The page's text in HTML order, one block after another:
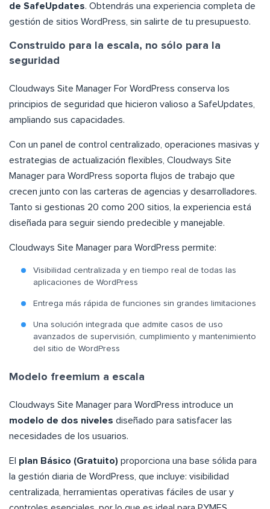
de SafeUpdates. Obtendrás una experiencia completa de
gestión de sitios WordPress, sin salirte de tu presupuesto.
Construido para la escala, no sólo para la
seguridad
Cloudways Site Manager For WordPress conserva los
principios de seguridad que hicieron valioso a SafeUpdates,
ampliando sus capacidades.
Con un panel de control centralizado, operaciones masivas y
estrategias de actualización flexibles, Cloudways Site
Manager para WordPress soporta flujos de trabajo que
crecen junto con las carteras de agencias y desarrolladores.
Tanto si gestionas 20 como 200 sitios, la experiencia está
diseñada para seguir siendo predecible y manejable.
Cloudways Site Manager para WordPress permite:
Visibilidad centralizada y en tiempo real de todas las
aplicaciones de WordPress
Entrega más rápida de funciones sin grandes limitaciones
Una solución integrada que admite casos de uso
avanzados de supervisión, cumplimiento y mantenimiento
del sitio de WordPress
Modelo freemium a escala
Cloudways Site Manager para WordPress introduce un
modelo de dos niveles diseñado para satisfacer las
necesidades de los usuarios.
El plan Básico (Gratuito) proporciona una base sólida para
la gestión diaria de WordPress, que incluye: visibilidad
centralizada, herramientas operativas fáciles de usar y